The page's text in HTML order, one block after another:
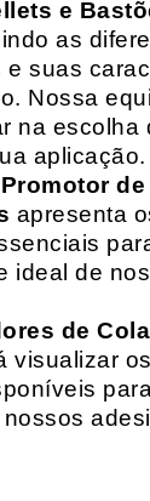
e
as
e suas
Nossa
na escolha
aplicação.
Promotor
apresenta
ideal de
de
visualizar